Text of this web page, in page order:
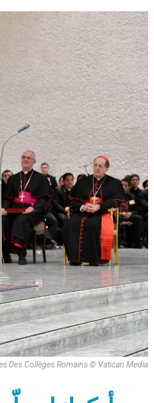
Des Collèges Romains © Vatican Media